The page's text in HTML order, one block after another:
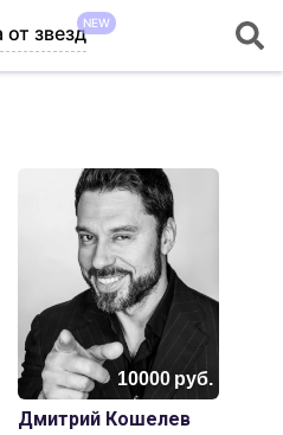
от звездNEW
10000руб.
Дмитрий Кошелев